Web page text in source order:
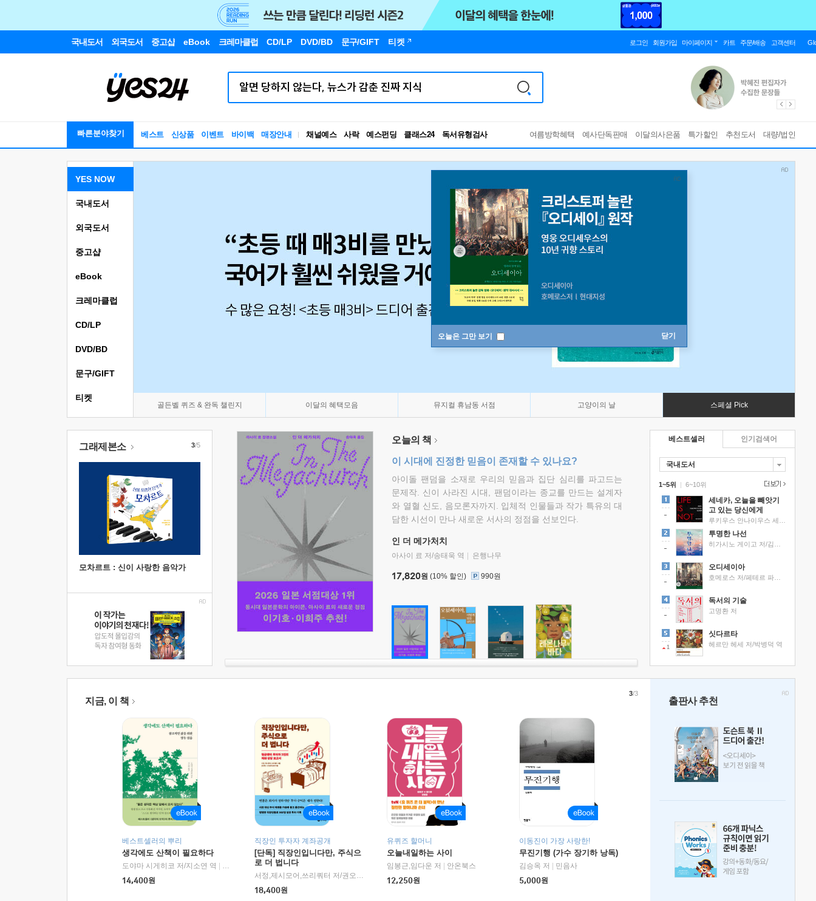
국내도서 외국도서 중고샵 eBook 크레마클럽 CD/LP DVD/BD 문구/GIFT 티켓 로그인 회원가입 마이페이지 카트 주문/배송 고객센터
빠른분야찾기 베스트 신상품 이벤트 바이백 매장안내 채널예스 사락 예스펀딩 클래스24
RBTI Lab
독서유형검사
여름방학혜택 예사단독판매 이달의사은품 특가할인 추천도서 대량/법인
오늘은 그만 보기 닫기
YES NOW
골든벨 퀴즈 & 완독 챌린지 이달의 혜택모음 뮤지컬 휴남동 서점 고양이의 날 스페셜 Pick
국내도서
외국도서
중고샵
eBook
크레마클럽
CD/LP
DVD/BD
문구/GIFT
티켓
그래제본소
모차르트 : 신이 사랑한 음악가
3/5 오늘의 책
이 시대에 진정한 믿음이 존재할 수 있나요?
아이돌 팬덤을 소재로 우리의 믿음과 집단 심리를 파고드는
문제작. 신이 사라진 시대, 팬덤이라는 종교를 만드는 설계자
와 열혈 신도, 음모론자까지. 입체적 인물들과 작가 특유의 대
담한 시선이 만나 새로운 서사의 정점을 선보인다.
인 더 메가처치
아사이 료 저/송태욱 역 은행나무
17,820원 (10% 할인) 990원
베스트셀러
국내도서
1~5위 |
세네카, 오늘을 빼앗기
고 있는 당신에게
투명한 나선
오디세이아
독서의 기술
고명환 저
1
싯다르타
헤르만 헤세 저/박병덕 역
6~10위
인기검색어
지금, 이 책
베스트셀러의 뿌리
생각에도 산책이 필요하다
도야마 시게히코 저/지소연 역
알에이치코리아(RHK)
14,400원
직장인 투자자 계좌공개
[단독] 직장인입니다만, 주식으
로 더 법니다
서정,제시모어,쓰리쿼터 저/권오태,시그널리포트 편
18,400원
유퀴즈 할머니
오늘내일하는 사이
임봉근,임다운 저
안온북스
12,250원
이동진이 가장 사랑한!
무진기행 (가수 장기하 낭독)
김승옥 저
민음사
5,000원
3/3
출판사 추천